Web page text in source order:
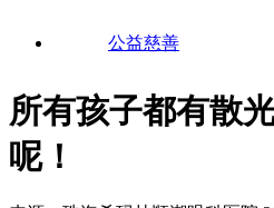
公益慈善
所有孩子都有散
呢！